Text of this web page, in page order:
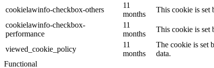
cookielawinfo-checkbox-others
11
months
This cookie is set
cookielawinfo-checkbox-
performance
11
months
This cookie is set
viewed_cookie_policy
11
months
The cookie is set
data.
Functional